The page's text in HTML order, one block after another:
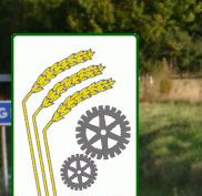
Hoppa
till
innehåll